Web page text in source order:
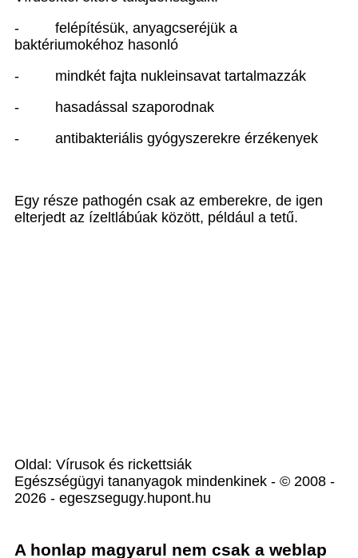
-
felépítésük, anyagcseréjük a
baktériumokéhoz hasonló
-
mindkét fajta nukleinsavat tartalmazzák
-
hasadással szaporodnak
-
antibakteriális gyógyszerekre érzékenyek
Egy része pathogén csak az emberekre, de igen
elterjedt az ízeltlábúak között, például a tetű.
Oldal: Vírusok és rickettsiák
Egészségügyi tananyagok mindenkinek - © 2008 -
2026 - egeszsegugy.hupont.hu
A honlap magyarul nem csak a weblap